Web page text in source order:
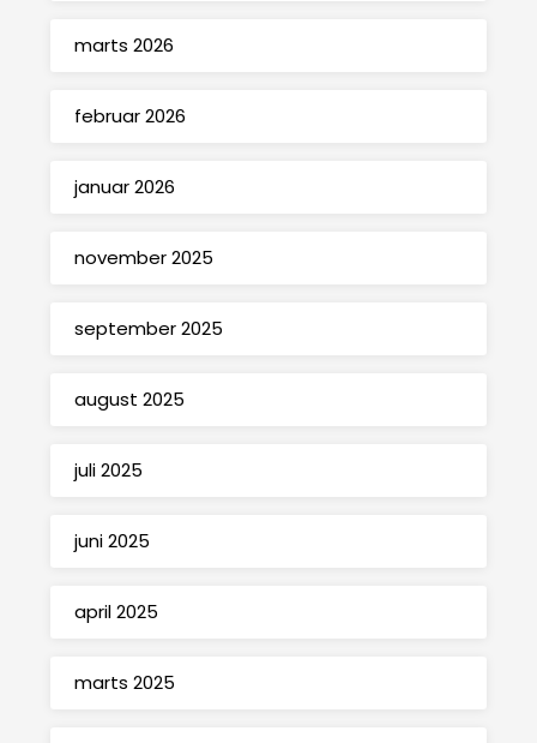
marts 2026
februar 2026
januar 2026
november 2025
september 2025
august 2025
juli 2025
juni 2025
april 2025
marts 2025